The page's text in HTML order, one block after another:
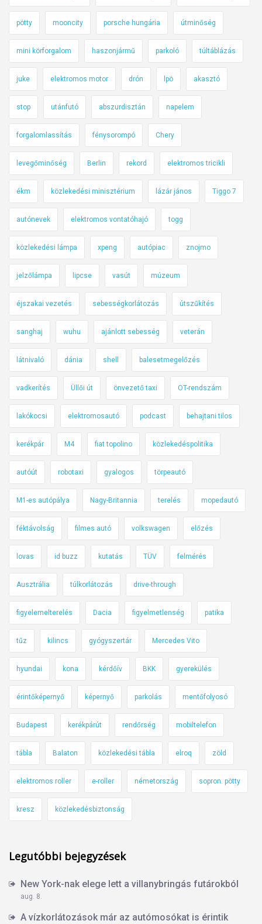
pötty mooncity porsche hungária útminőség
mini körforgalom haszonjármű parkoló túltáblázás
juke elektromos motor drón lpö akasztó
stop utánfutó abszurdisztán napelem
forgalomlassítás fénysorompó Chery
levegőminőség Berlin rekord elektromos tricikli
ékm közlekedési minisztérium lázár jános Tiggo 7
autónevek elektromos vontatóhajó togg
közlekedési lámpa xpeng autópiac znojmo
jelzőlámpa lipcse vasút múzeum
éjszakai vezetés sebességkorlátozás útszűkítés
sanghaj wuhu ajánlott sebesség veterán
látnivaló dánia shell balesetmegelőzés
vadkerítés Üllői út önvezető taxi OT-rendszám
lakókocsi elektromosautó podcast behajtani tilos
kerékpár M4 fiat topolino közlekedéspolitika
autóút robotaxi gyalogos törpeautó
M1-es autópálya Nagy-Britannia terelés mopedautó
féktávolság filmes autó volkswagen előzés
lovas id buzz kutatás TÜV felmérés
Ausztrália túlkorlátozás drive-through
figyelemelterelés Dacia figyelmetlenség patika
tűz kilincs gyógyszertár Mercedes Vito
hyundai kona kérdőív BKK gyerekülés
érintőképernyő képernyő parkolás mentőfolyosó
Budapest kerékpárút rendőrség mobiltelefon
tábla Balaton közlekedési tábla elroq zöld
elektromos roller e-roller németország sopron. pötty
kresz közlekedésbiztonság
Legutóbbi bejegyzések
New York-nak elege lett a villanybringás futárokból
aug. 8.
A vízkorlátozások már az autómosókat is érintik